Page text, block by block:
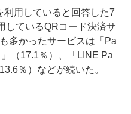
用していると回答した7
しているQRコード決済サ
多かったサービスは「Pa
（17.1％）、「LINE Pa
％）などが続いた。